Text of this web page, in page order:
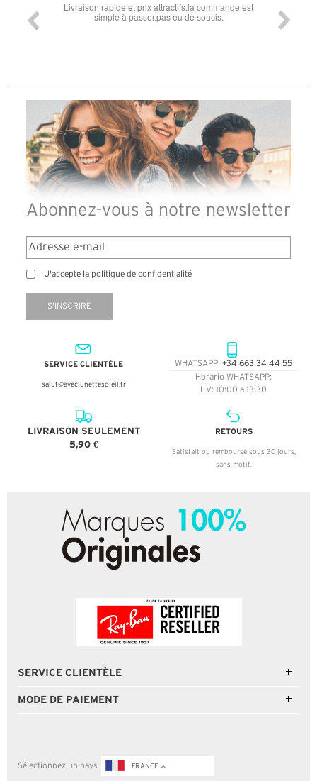
Livraison rapide et prix attractifs.la commande est
simple à passer.pas eu de soucis.
Abonnez-vous à notre newsletter
J'accepte la politique de confidentialité
S'INSCRIRE
SERVICE CLIENTÈLE
salut@aveclunettesoleil.fr
WHATSAPP: +34 663 34 44 55
Horario WHATSAPP:
L-V: 10:00 a 13:30
LIVRAISON SEULEMENT
5,90 €
RETOURS
Satisfait ou remboursé sous 30 jours,
sans motif.
SERVICE CLIENTÈLE
MODE DE PAIEMENT
Sélectionnez un pays FRANCE